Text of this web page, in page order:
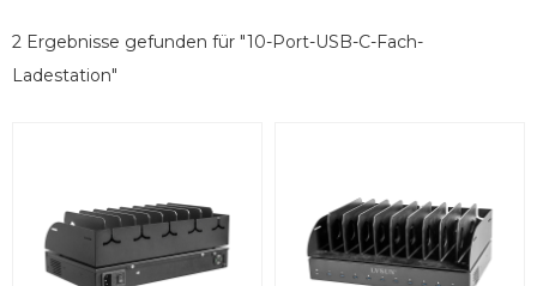
2 Ergebnisse gefunden für "10-Port-USB-C-Fach-
Ladestation"